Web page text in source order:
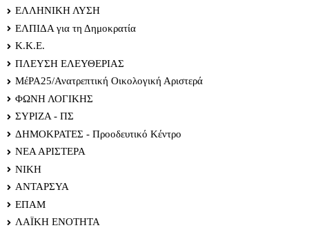
ΕΛΛΗΝΙΚΗ ΛΥΣΗ
ΕΛΠΙΔΑ για τη Δημοκρατία
Κ.Κ.Ε.
ΠΛΕΥΣΗ ΕΛΕΥΘΕΡΙΑΣ
ΜέΡΑ25/Ανατρεπτική Οικολογική Αριστερά
ΦΩΝΗ ΛΟΓΙΚΗΣ
ΣΥΡΙΖΑ - ΠΣ
ΔΗΜΟΚΡΑΤΕΣ - Προοδευτικό Κέντρο
ΝΕΑ ΑΡΙΣΤΕΡΑ
ΝΙΚΗ
ΑΝΤΑΡΣΥΑ
ΕΠΑΜ
ΛΑΪΚΗ ΕΝΟΤΗΤΑ